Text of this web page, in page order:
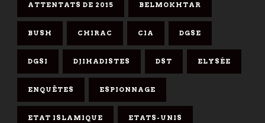
ATTENTATS DE 2015 BELMOKHTAR
BUSH CHIRAC CIA DGSE
DGSI DJIHADISTES DST ELYSÉE
ENQUÊTES ESPIONNAGE
ETAT ISLAMIQUE ETATS-UNIS